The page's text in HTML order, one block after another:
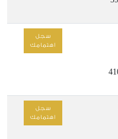
سجل
اهتمامك
سجل
اهتمامك